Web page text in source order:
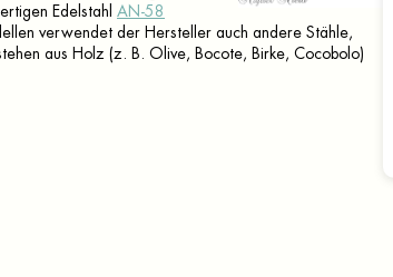
Edelstahl AN-58
verwendet der Hersteller auch andere Stähle,
aus Holz (z. B. Olive, Bocote, Birke, Cocobolo)